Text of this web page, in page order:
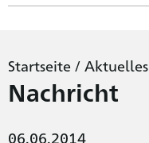
Startseite / Aktuelles
Nachricht
06.06.2014